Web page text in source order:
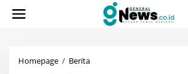
Homepage / BeritaBerebut